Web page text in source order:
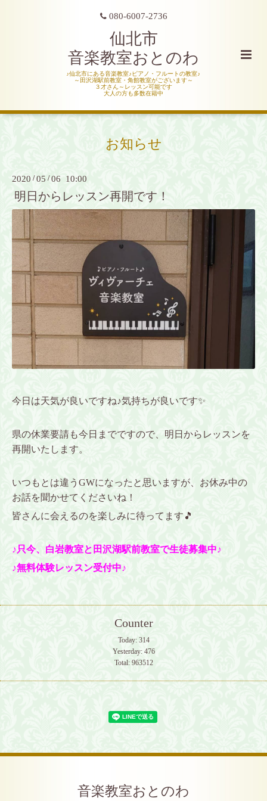
080-6007-2736
仙北市
音楽教室おとのわ
♪仙北市にある音楽教室♪ピアノ・フルートの教室♪
～田沢湖駅前教室・角館教室がございます～
３才さん～レッスン可能です
大人の方も多数在籍中
お知らせ
2020 /05 /06 10:00
明日からレッスン再開です！
今日は天気が良いですね♪気持ちが良いです✨
県の休業要請も今日までですので、明日からレッスンを
再開いたします。
いつもとは違うGWになったと思いますが、お休み中の
お話を聞かせてくださいね！
皆さんに会えるのを楽しみに待ってます🎵
♪只今、白岩教室と田沢湖駅前教室で生徒募集中♪
♪無料体験レッスン受付中♪
Counter
Today: 314
Yesterday: 476
Total: 963512
音楽教室おとのわ